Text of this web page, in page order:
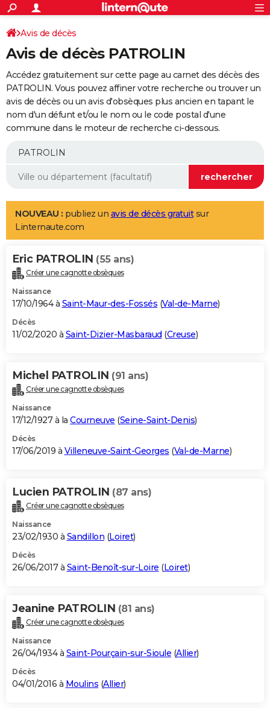
ACTUALITÉS
Politique
Société
Faits Divers
Education
Monde
Villes
+
SPORT
Coupe du monde 2026
Football
Tennis
Cyclisme
Rugby
Forum
Programme TV
TNT
Streaming
Cinéma
Sorties cinéma
Musique
+
FINANCE
Retraite
Epargne
Immobilier
Risques naturels par ville
Banque
Assurance
AUTO
Essais
Réserver un essai
Citadines
Berlines
SUV
Forum auto
+
Mobiles
Meilleur smartphone
Internet
Ordinateurs
Jeux vidéo
Guide high-tech
Aménagement intérieur
LIFESTYLE
Art de vivre
Bien-être
Loisirs
Mode
Modes de vie
Alimentation
Guide de la santé
Maladies
Médicaments
Sommeil
VOYAGE
Destinations
City break
Voyage nature
Voyage de noces
Forum
Climat
+PHOTO
GUIDES D'ACHAT
BONS PLANS
Carte de Noël
Carte Bonne année
Carte Saint-Valentin
Carte Pâques
Carte d'anniversaire
DICTIONNAIRE
Dictionnaire
Biographies
Citations
Expressions
Proverbes
PROGRAMME TV
S'inscrire
Se connecter
Lycées
Collèges
Primaires
Universités
Entreprises
Service militaire
Avis de recherche
AVIS DE DÉCÈS
Bricolage
Lifestyle
Culture
Sport
Auto
Television
Voyage
Cinema
Avis de décès
Avis de décès PATROLIN
Accédez gratuitement sur cette page au carnet des décès des
PATROLIN. Vous pouvez affiner votre recherche ou trouver un
avis de décès ou un avis d'obsèques plus ancien en tapant le
nom d'un défunt et/ou le nom ou le code postal d'une
commune dans le moteur de recherche ci-dessous.
NOUVEAU : publiez un avis de décès gratuitsur
Linternaute.com
Eric PATROLIN (55 ans)
Créer une cagnotte obsèques
Naissance
17/10/1964 à Saint-Maur-des-Fossés (Val-de-Marne)
Décès
11/02/2020 à Saint-Dizier-Masbaraud (Creuse)
Michel PATROLIN (91 ans)
Créer une cagnotte obsèques
Naissance
17/12/1927 à la Courneuve (Seine-Saint-Denis)
Décès
17/06/2019 à Villeneuve-Saint-Georges (Val-de-Marne)
Lucien PATROLIN (87 ans)
Créer une cagnotte obsèques
Naissance
23/02/1930 à Sandillon (Loiret)
Décès
26/06/2017 à Saint-Benoît-sur-Loire (Loiret)
Jeanine PATROLIN (81 ans)
Créer une cagnotte obsèques
Naissance
26/04/1934 à Saint-Pourçain-sur-Sioule (Allier)
Décès
04/01/2016 à Moulins (Allier)